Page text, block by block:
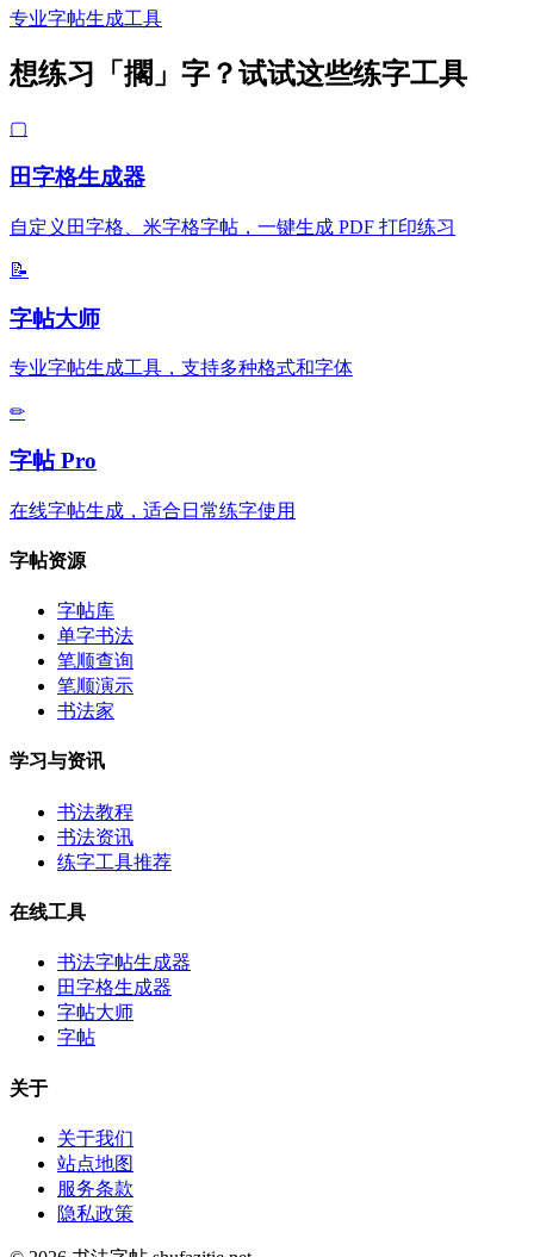
专业字帖生成工具
想练习「擱」字？试试这些练字工具
▢
田字格生成器
自定义田字格、米字格字帖，一键生成 PDF 打印练习
📝
字帖大师
专业字帖生成工具，支持多种格式和字体
✏
字帖 Pro
在线字帖生成，适合日常练字使用
字帖资源
字帖库
单字书法
笔顺查询
笔顺演示
书法家
学习与资讯
书法教程
书法资讯
练字工具推荐
在线工具
书法字帖生成器
田字格生成器
字帖大师
字帖
关于
关于我们
站点地图
服务条款
隐私政策